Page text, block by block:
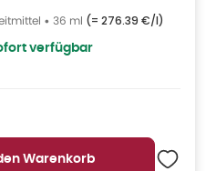
• 36 ml (= 276.39 €/l)
verfügbar
Warenkorb